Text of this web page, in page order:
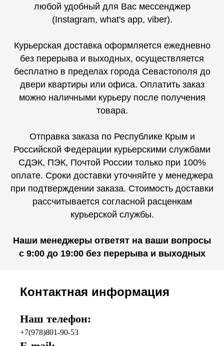
любой удобный для Вас мессенджер
(Instagram, what's app, viber).
Курьерская доставка оформляется ежедневно
без перерыва и выходных, осуществляется
бесплатно в пределах города Севастополя до
двери квартиры или офиса. Оплатить заказ
можно наличными курьеру после получения
товара.
Отправка заказа по Республике Крым и
Российской Федерации курьерскими службами
СДЭК, ПЭК, Почтой России только при 100%
оплате. Сроки доставки уточняйте у менеджера
при подтверждении заказа. Стоимость доставки
рассчитывается согласной расценкам
курьерской службы.
Наши менеджеры ответят на ваши вопросы
с 9:00 до 19:00 без перерыва и выходных
Контактная информация
Наш телефон:
+7(978)801-90-53